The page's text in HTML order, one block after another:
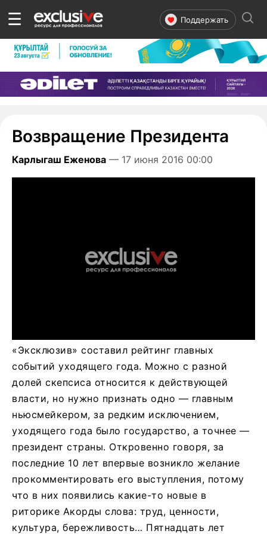
☰ Поддержать
Возвращение Президента
Карлыгаш Еженова — 17 июня 2016 00:00
«Эксклюзив» составил рейтинг главных
событий уходящего года. Можно с разной
долей скепсиса относится к действующей
власти, но нужно признать одно — главным
ньюсмейкером, за редким исключением,
уходящего года было государство, а точнее —
президент страны. Откровенно говоря, за
последние 10 лет впервые возникло желание
прокомментировать его выступления, потому
что в них появились какие-то новые в
риторике Акорды слова: труд, ценности,
культура, бережливость… Пятнадцать лет